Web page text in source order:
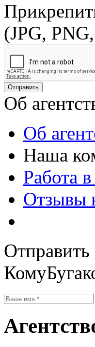
(JPG,
Об
Об
Наша
Работа в
Отзывы
Отправить
Кому